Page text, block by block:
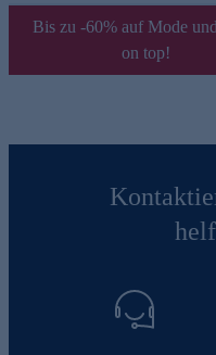
Bis zu -60% auf Mode
on top!